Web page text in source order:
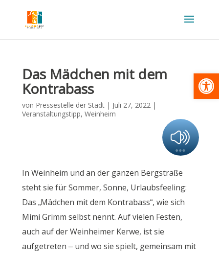
Das Mädchen mit dem
Kontrabass
von Pressestelle der Stadt| Juli 27, 2022|
Veranstaltungstipp, Weinheim
In Weinheim und an der ganzen Bergstraße
steht sie für Sommer, Sonne, Urlaubsfeeling:
Das „Mädchen mit dem Kontrabass“, wie sich
Mimi Grimm selbst nennt. Auf vielen Festen,
auch auf der Weinheimer Kerwe, ist sie
aufgetreten – und wo sie spielt, gemeinsam mit